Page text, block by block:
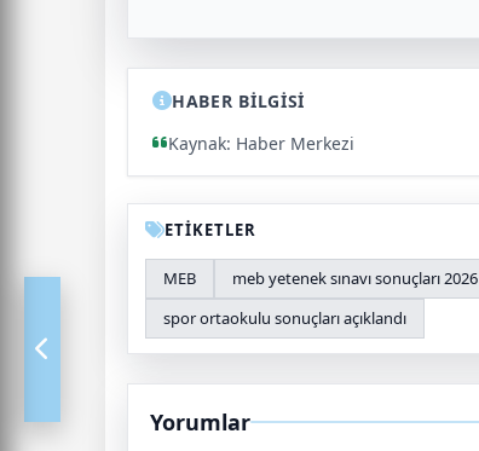
HABER BİLGİSİ
Kaynak: Haber Merkezi
ETİKETLER
MEB meb yetenek sınavı sonuçları 2026
spor ortaokulu sonuçları açıklandı
Yorumlar